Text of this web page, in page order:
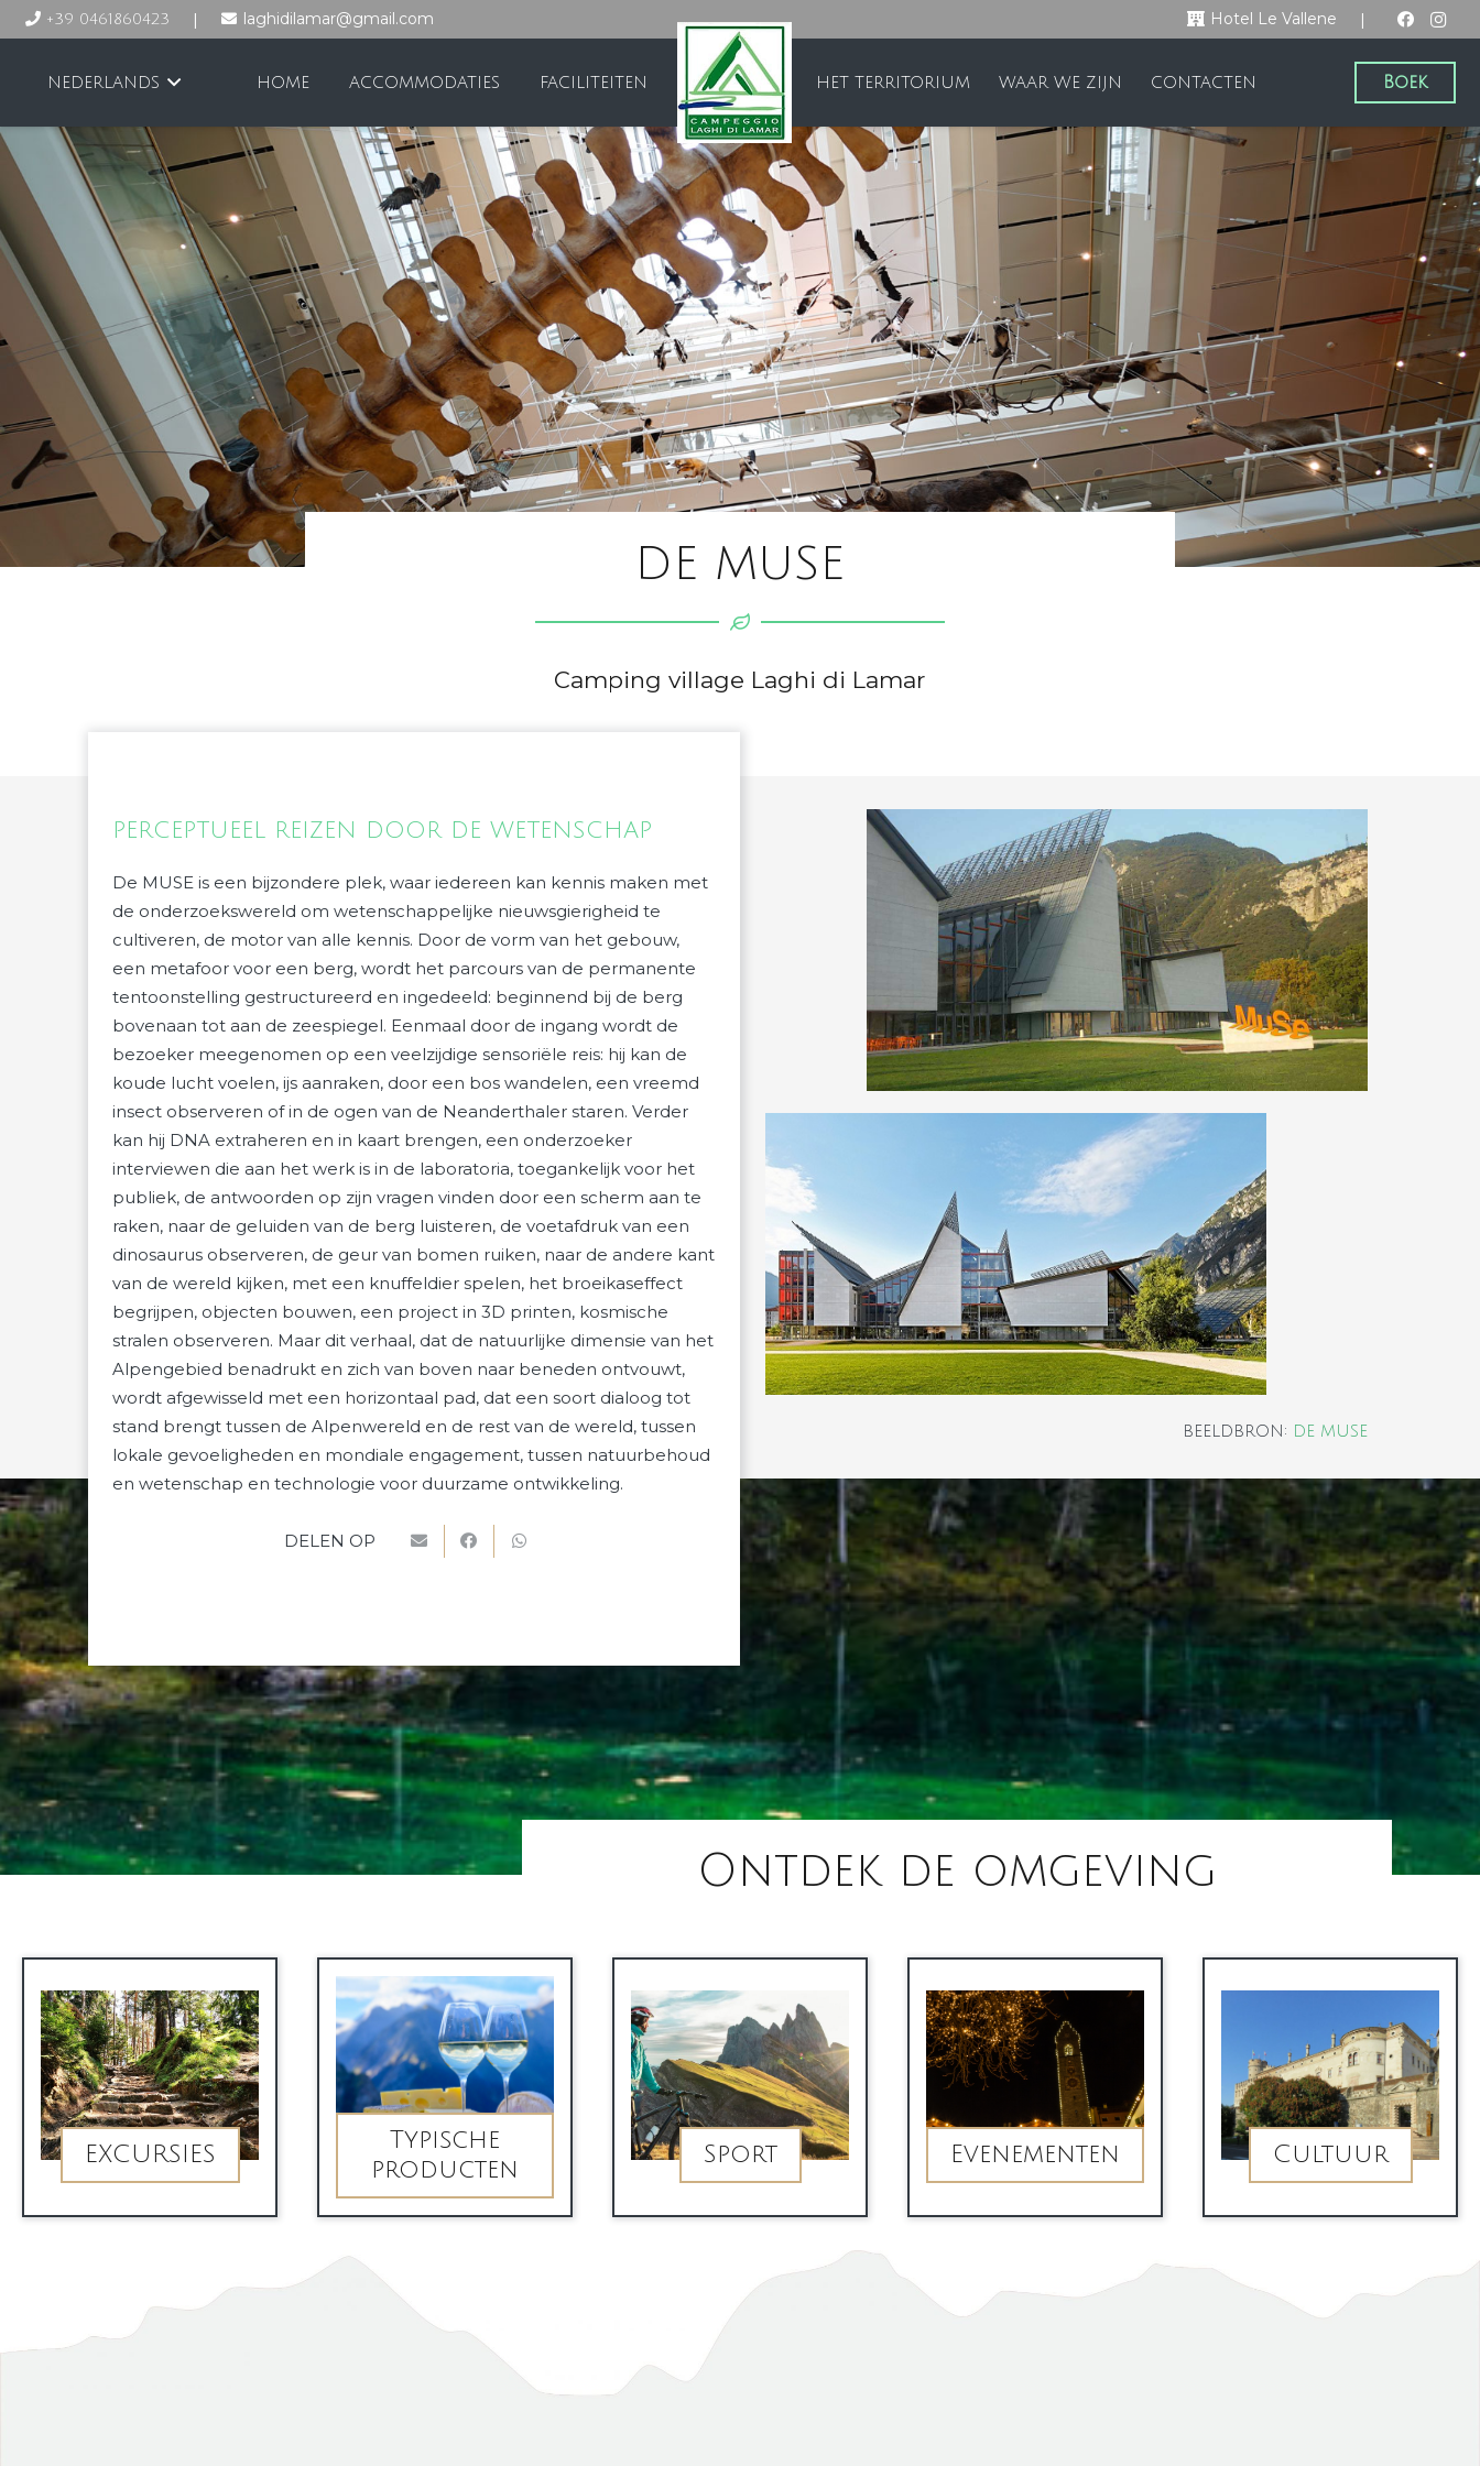
+39 0461860423 | laghidilamar@gmail.com Hotel Le Vallene |
NEDERLANDS HOME ACCOMMODATIES FACILITEITEN HET TERRITORIUM WAAR WE ZIJN CONTACTEN Boek
DE MUSE
Camping village Laghi di Lamar
PERCEPTUEEL REIZEN DOOR DE WETENSCHAP
De MUSE is een bijzondere plek, waar iedereen kan kennis maken met
de onderzoekswereld om wetenschappelijke nieuwsgierigheid te
cultiveren, de motor van alle kennis. Door de vorm van het gebouw,
een metafoor voor een berg, wordt het parcours van de permanente
tentoonstelling gestructureerd en ingedeeld: beginnend bij de berg
bovenaan tot aan de zeespiegel. Eenmaal door de ingang wordt de
bezoeker meegenomen op een veelzijdige sensoriële reis: hij kan de
koude lucht voelen, ijs aanraken, door een bos wandelen, een vreemd
insect observeren of in de ogen van de Neanderthaler staren. Verder
kan hij DNA extraheren en in kaart brengen, een onderzoeker
interviewen die aan het werk is in de laboratoria, toegankelijk voor het
publiek, de antwoorden op zijn vragen vinden door een scherm aan te
raken, naar de geluiden van de berg luisteren, de voetafdruk van een
dinosaurus observeren, de geur van bomen ruiken, naar de andere kant
van de wereld kijken, met een knuffeldier spelen, het broeikaseffect
begrijpen, objecten bouwen, een project in 3D printen, kosmische
stralen observeren. Maar dit verhaal, dat de natuurlijke dimensie van het
Alpengebied benadrukt en zich van boven naar beneden ontvouwt,
wordt afgewisseld met een horizontaal pad, dat een soort dialoog tot
stand brengt tussen de Alpenwereld en de rest van de wereld, tussen
lokale gevoeligheden en mondiale engagement, tussen natuurbehoud
en wetenschap en technologie voor duurzame ontwikkeling.
DELEN OP
BEELDBRON: DE MUSE
Ontdek de omgeving
EXCURSIES
Typische
producten
Sport Evenementen Cultuur